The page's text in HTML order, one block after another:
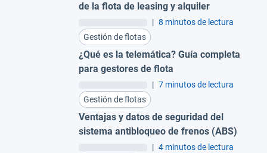
de la flota de leasing y alquiler
| 8 minutos de lectura
Gestión de flotas
¿Qué es la telemática? Guía completa
para gestores de flota
| 7 minutos de lectura
Gestión de flotas
Ventajas y datos de seguridad del
sistema antibloqueo de frenos (ABS)
| 4 minutos de lectura